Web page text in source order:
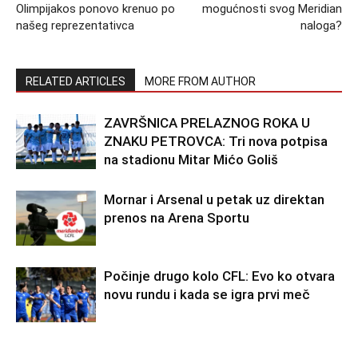
Olimpijakos ponovo krenuo po
našeg reprezentativca
mogućnosti svog Meridian
naloga?
RELATED ARTICLES MORE FROM AUTHOR
ZAVRŠNICA PRELAZNOG ROKA U
ZNAKU PETROVCA: Tri nova potpisa
na stadionu Mitar Mićo Goliš
Mornar i Arsenal u petak uz direktan
prenos na Arena Sportu
Počinje drugo kolo CFL: Evo ko otvara
novu rundu i kada se igra prvi meč